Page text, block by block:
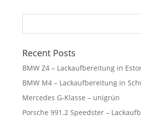
Recent Posts
BMW Z4 – Lackaufbereitung in
BMW M4 – Lackaufbereitung in
Mercedes G-Klasse – unigrün
Porsche 991.2 Speedster –